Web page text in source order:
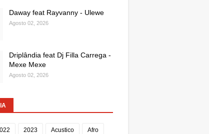
Daway feat Rayvanny - Ulewe
Agosto 02, 2026
Driplândia feat Dj Filla Carrega -
Mexe Mexe
Agosto 02, 2026
2023 Acustico Afro